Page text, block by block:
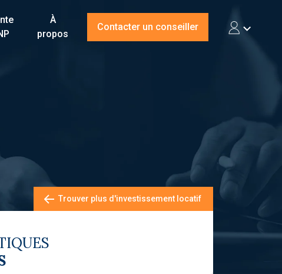
À
propos
Contacter un conseiller
Trouver plus d'investissement locatif